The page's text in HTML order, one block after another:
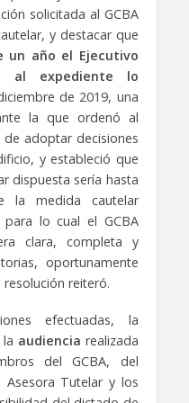
solicitada al GCBA
y destacar que
un año el Ejecutivo
al expediente lo
de 2019, una
la que ordenó al
adoptar decisiones
y estableció que
dispuesta sería hasta
la medida cautelar
lo cual el GCBA
clara, completa y
oportunamente
reiteró.
efectuadas, la
audiencia realizada
del GCBA, del
Asesora Tutelar y los